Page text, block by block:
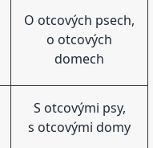
O otcových psech,
o otcových
domech
S otcovými psy,
s otcovými domy